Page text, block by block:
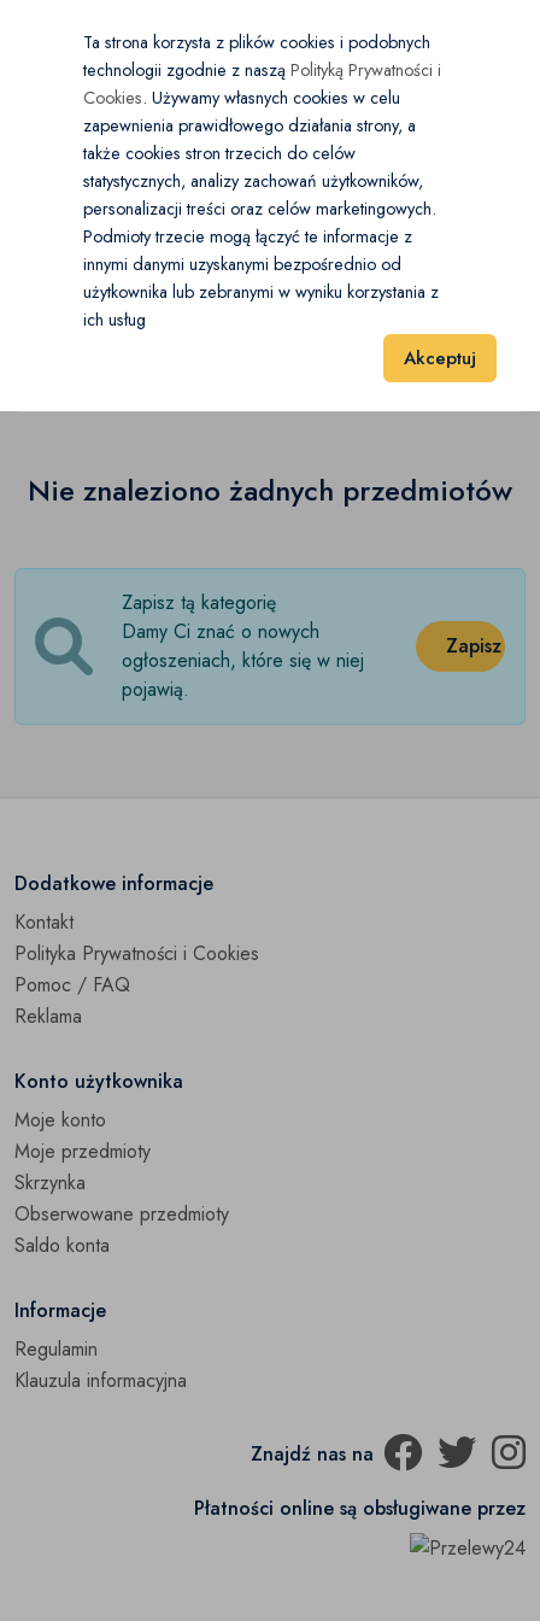
Wybierz kategorię
Transport i poruszanie
Balkoniki i chodziki (0)
(0)
Laski inwalidzkie
Skutery inwalidzkie(0)
×
Kraj PL
PLN
Zdrowie i Uroda
Transport i poruszanie
Wózki inwalidzkie
Wózki inwalidzkie
20 40 60
Nie znaleziono żadnych przedmiotów
Zapisz tą kategorię
Damy Ci znać o nowych
ogłoszeniach, które się w niej
pojawią.
Zapisz
Dodatkowe informacje
Kontakt
Polityka Prywatności i Cookies
Pomoc / FAQ
Reklama
Konto użytkownika
Moje konto
Moje przedmioty
Skrzynka
Obserwowane przedmioty
Saldo konta
Informacje
Regulamin
Klauzula informacyjna
Znajdź nas na
Płatności online są obsługiwane przez
Ta strona korzysta z plików cookies i podobnych
technologii zgodnie z nasząPolityką Prywatności i
Cookies. Używamy własnych cookies w celu
zapewnienia prawidłowego działania strony, a
także cookies stron trzecich do celów
statystycznych, analizy zachowań użytkowników,
personalizacji treści oraz celów marketingowych.
Podmioty trzecie mogą łączyć te informacje z
innymi danymi uzyskanymi bezpośrednio od
użytkownika lub zebranymi w wyniku korzystania z
ich usług
Akceptuj